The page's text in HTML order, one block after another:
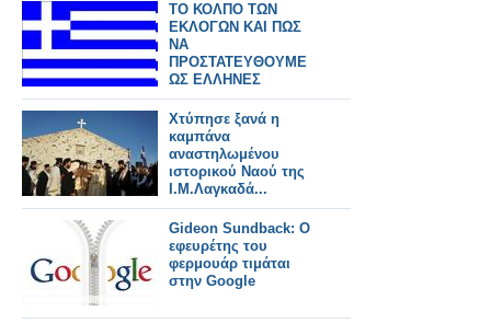
ΤΟ ΚΟΛΠΟ ΤΩΝ
ΕΚΛΟΓΩΝ ΚΑΙ ΠΩΣ
ΝΑ
ΠΡΟΣΤΑΤΕΥΘΟΥΜΕ
ΩΣ ΕΛΛΗΝΕΣ
ΠΟΛΙΤΕΣ
Χτύπησε ξανά η
καμπάνα
αναστηλωμένου
ιστορικού Ναού της
Ι.Μ.Λαγκαδά...
Gideon Sundback: Ο
εφευρέτης του
φερμουάρ τιμάται
στην Google